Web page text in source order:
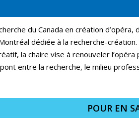
du Canada en création
dédiée à la recherche-
la chaire vise à renouveler l’opéra
entre la recherche, le milieu
POUR EN